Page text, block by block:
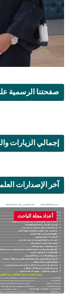
صفحتنا الرسمية
إجمالي الزيارات
آخر الإصدارات
أعداد مجلة الباحث